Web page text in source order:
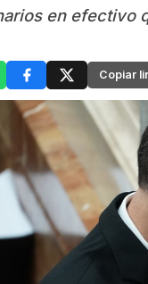
en efectivo
Copiar